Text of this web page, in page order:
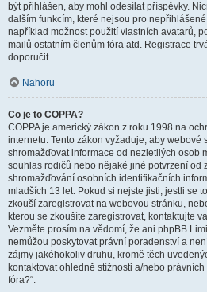
být přihlášen, aby mohl odesílat příspěvky.
dalším funkcím, které nejsou pro
například možnost použití vlastních avatarů,
mailů ostatním členům fóra atd. Registrace
doporučit.
Nahoru
Co je to COPPA?
COPPA je americký zákon z roku 1998 na
internetu. Tento zákon vyžaduje, aby webové
shromažďovat informace od nezletilých osob
souhlas rodičů nebo nějaké jiné potvrzení od
shromažďování osobních identifikačních
mladších 13 let. Pokud si nejste jisti, jestli se
zkouší zaregistrovat na webovou stránku,
kterou se zkoušíte zaregistrovat, kontaktujte
Vezměte prosím na vědomí, že ani phpBB
nemůžou poskytovat právní poradenství a
zájmy jakéhokoliv druhu, kromě těch
kontaktovat ohledně stížnosti a/nebo
fóra?“.